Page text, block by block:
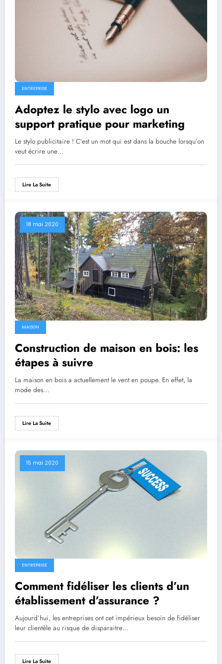
ENTREPRISE
Adoptez le stylo avec logo un
support pratique pour marketing
Le stylo publicitaire ! C’est un mot qui est dans la bouche lorsqu’on
veut écrire une…
Lire La Suite
18 mai 2020
MAISON
Construction de maison en bois: les
étapes à suivre
La maison en bois a actuellement le vent en poupe. En effet, la
mode des…
Lire La Suite
15 mai 2020
ENTREPRISE
Comment fidéliser les clients d’un
établissement d’assurance ?
Aujourd’hui, les entreprises ont cet impérieux besoin de fidéliser
leur clientèle au risque de disparaitre…
Lire La Suite